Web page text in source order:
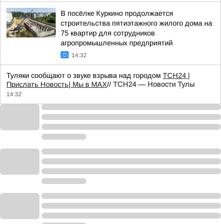
В посёлке Куркино продолжается
строительства пятиэтажного жилого дома на
75 квартир для сотрудников
агропромышленных предприятий
14:32
Туляки сообщают о звуке взрыва над городом ТСН24 |
Прислать Новость| Мы в МАХ// ТСН24 — Новости Тулы
14:32